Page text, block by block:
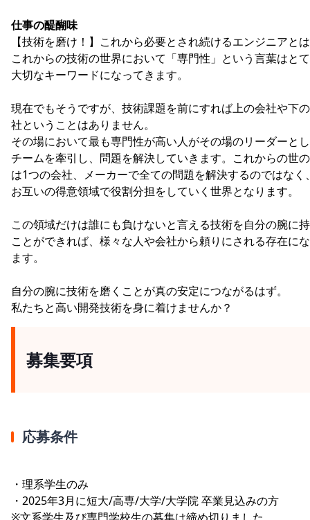
仕事の醍醐味
【技術を磨け！】これから必要とされ続けるエンジニアと
これからの技術の世界において「専門性」という言葉はと
大切なキーワードになってきます。
現在でもそうですが、技術課題を前にすれば上の会社や下
社ということはありません。
その場において最も専門性が高い人がその場のリーダーと
チームを牽引し、問題を解決していきます。これからの世
は1つの会社、メーカーで全ての問題を解決するのではなく
お互いの得意領域で役割分担をしていく世界となります。
この領域だけは誰にも負けないと言える技術を自分の腕に
ことができれば、様々な人や会社から頼りにされる存在に
ます。
自分の腕に技術を磨くことが真の安定につながるはず。
私たちと高い開発技術を身に着けませんか？
募集要項
応募条件
・理系学生のみ
・2025年3月に短大/高専/大学/大学院 卒業見込みの方